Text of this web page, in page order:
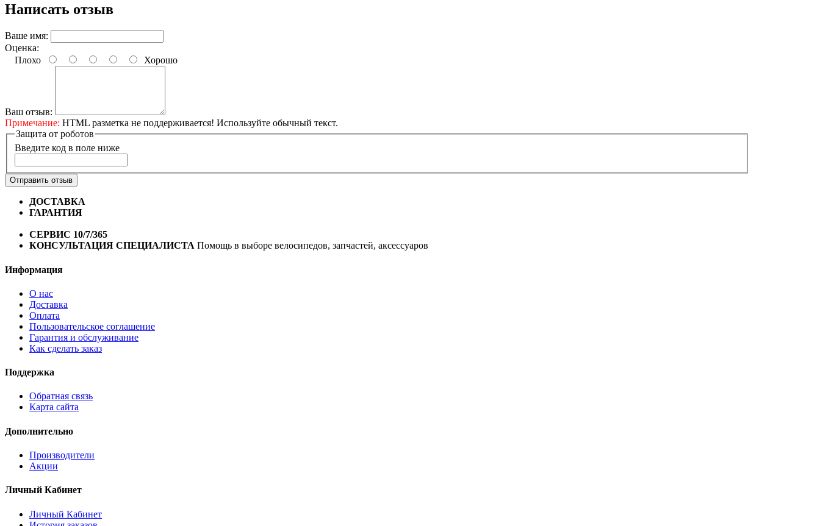
Написать отзыв
Ваше имя:
Оценка:
Плохо
Хорошо
Ваш отзыв:
Примечание: HTML разметка не поддерживается! Используйте обычный текст.
Защита от роботов
Введите код в поле ниже
Отправить отзыв
ДОСТАВКА
ГАРАНТИЯ
СЕРВИС 10/7/365
КОНСУЛЬТАЦИЯ СПЕЦИАЛИСТА Помощь в выборе велосипедов, запчастей, аксессуаров
Информация
О нас
Доставка
Оплата
Пользовательское соглашение
Гарантия и обслуживание
Как сделать заказ
Поддержка
Обратная связь
Карта сайта
Дополнительно
Производители
Акции
Личный Кабинет
Личный Кабинет